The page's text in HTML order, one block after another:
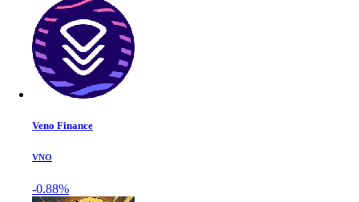
Veno Finance
VNO
-0.88%